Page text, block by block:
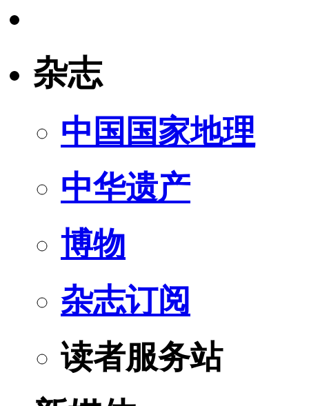
杂志
中国国家地理
中华遗产
博物
杂志订阅
读者服务站